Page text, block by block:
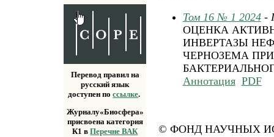
Перевод правил на
русский язык
доступен поссылке.
Журналу«Биосфера»
присвоена категория
К1 вПеречне ВАК
Том 16 № 1 2024-
ОЦЕНКА
ИНВЕРТАЗЫ
ЧЕРНОЗЕМА
Аннотация PDF
© ФОНД НАУЧНЫХ